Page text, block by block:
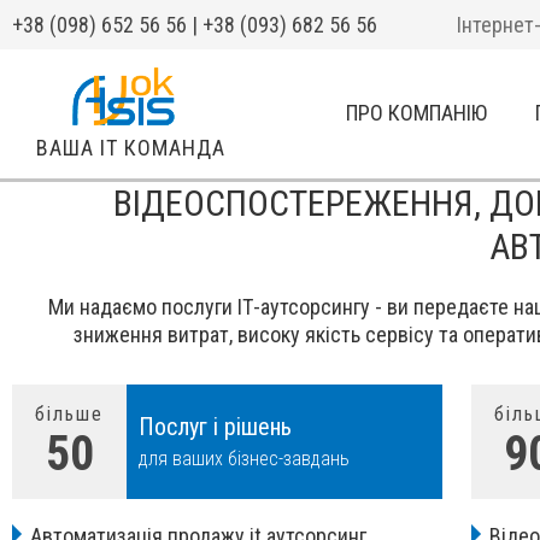
+38 (098) 652 56 56 | +38 (093) 682 56 56
ВАША IT КОМАНДА
ПРО КОМПАНІЮ
ВІДЕОСПОСТЕРЕЖЕННЯ,
Ми надаємо послуги ІТ-аутсорсингу - ви передаєте
зниження витрат, високу якість сервісу та
більше
50 Послуг і рішень
для ваших бізнес-завдань